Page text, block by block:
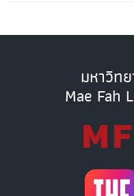
มหาวิท
Mae Fah